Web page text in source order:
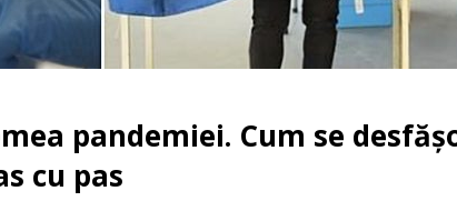
pandemiei. Cum se
cu pas